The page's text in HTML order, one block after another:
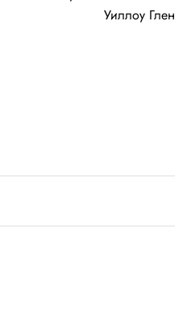
Уиллоу Глен